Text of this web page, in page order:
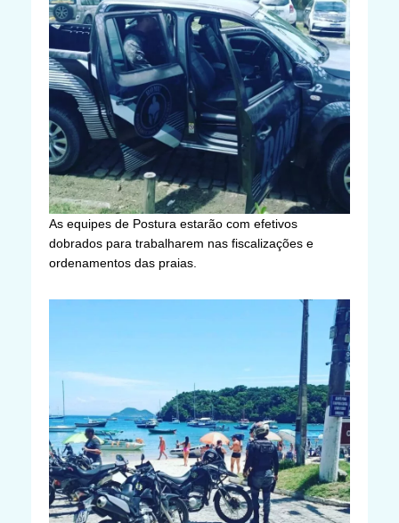
As equipes de Postura estarão com efetivos
dobrados para trabalharem nas fiscalizações e
ordenamentos das praias.